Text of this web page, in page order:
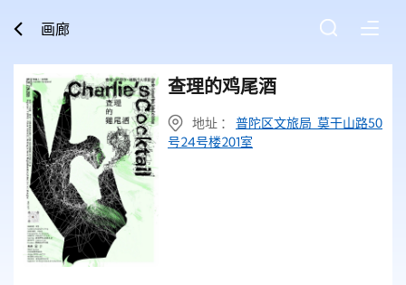
画廊
查理的鸡尾酒
地址 ： 普陀区文旅局 莫干山路50
号24号楼201室